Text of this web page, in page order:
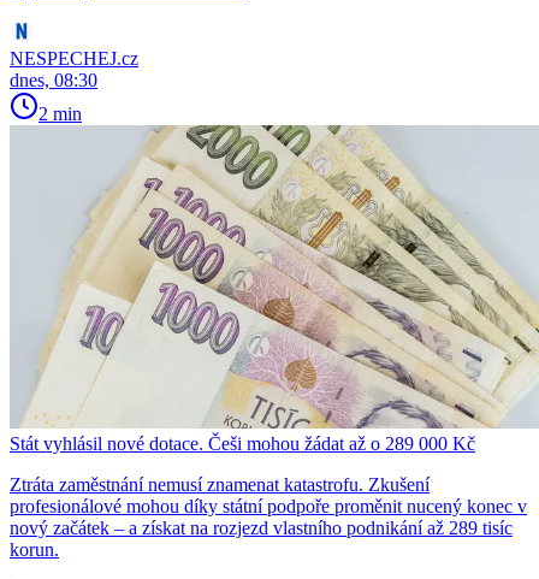
NESPECHEJ.cz
dnes, 08:30
2 min
Stát vyhlásil nové dotace. Češi mohou žádat až o 289 000 Kč
Ztráta zaměstnání nemusí znamenat katastrofu. Zkušení
profesionálové mohou díky státní podpoře proměnit nucený konec v
nový začátek – a získat na rozjezd vlastního podnikání až 289 tisíc
korun.